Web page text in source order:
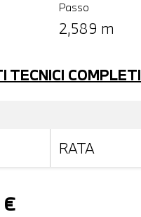
Passo
2,589 m
TECNICI COMPLETI
RATA